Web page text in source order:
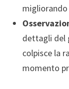
migliorando
dettagli del
colpisce la
momento